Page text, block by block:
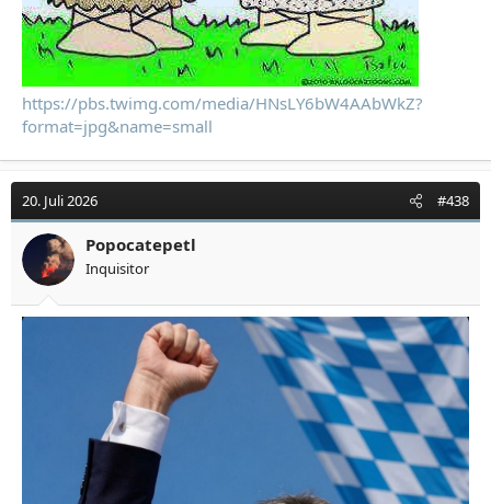
https://pbs.twimg.com/media/HNsLY6bW4AAbWkZ?
format=jpg&name=small
20. Juli 2026 #438
Popocatepetl
Inquisitor